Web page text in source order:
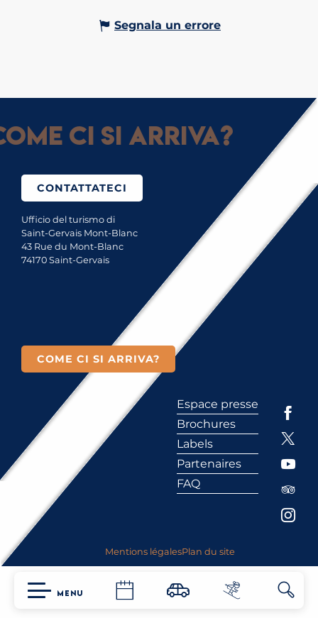
MENU
Segnala un errore
ci si arriva?
CONTATTATECI
Ufficio del turismo di
Saint-Gervais Mont-Blanc
43 Rue du Mont-Blanc
74170 Saint-Gervais
COME CI SI ARRIVA?
Espace presse
Brochures
Labels
Partenaires
FAQ
Mentions légalesPlan du site